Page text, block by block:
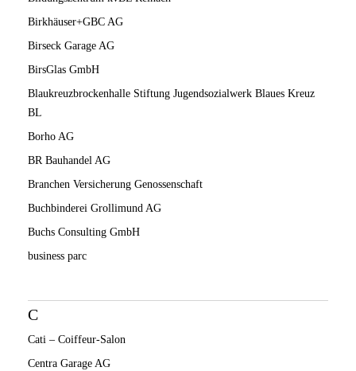
Birkhäuser+GBC AG
Birseck Garage AG
BirsGlas GmbH
Blaukreuzbrockenhalle Stiftung Jugendsozialwerk Blaues Kreuz
BL
Borho AG
BR Bauhandel AG
Branchen Versicherung Genossenschaft
Buchbinderei Grollimund AG
Buchs Consulting GmbH
business parc
C
Cati – Coiffeur-Salon
Centra Garage AG